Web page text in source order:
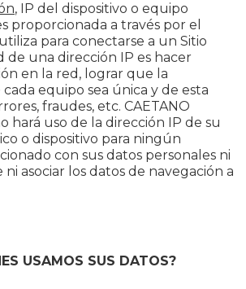
, IP del dispositivo o equipo
proporcionada a través por el
para conectarse a un Sitio
de una dirección IP es hacer
en la red, lograr que la
equipo sea única y de esta
fraudes, etc. CAETANO
hará uso de la dirección IP de su
o dispositivo para ningún
con sus datos personales ni
asociar los datos de navegación a
USAMOS SUS DATOS?